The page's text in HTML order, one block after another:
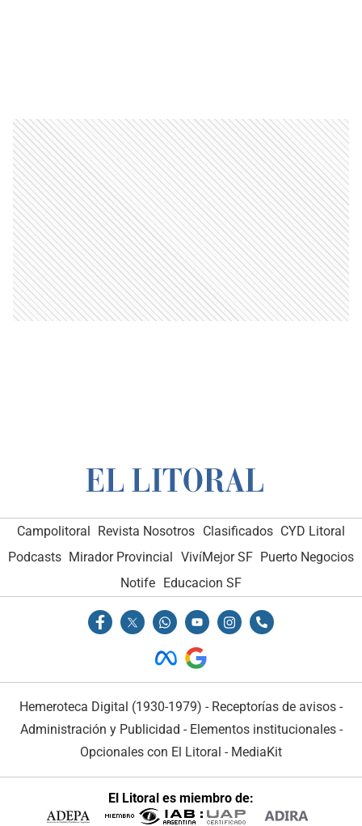
Campolitoral Revista Nosotros Clasificados CYD Litoral
Podcasts Mirador Provincial VivíMejor SF Puerto Negocios
Notife Educacion SF
Hemeroteca Digital (1930-1979) - Receptorías de avisos -
Administración y Publicidad - Elementos institucionales-
Opcionales con El Litoral - MediaKit
El Litoral es miembro de: